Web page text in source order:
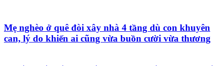
Mẹ nghèo ở quê đòi xây nhà 4 tầng dù con khuyên
can, lý do khiến ai cũng vừa buồn cười vừa thương